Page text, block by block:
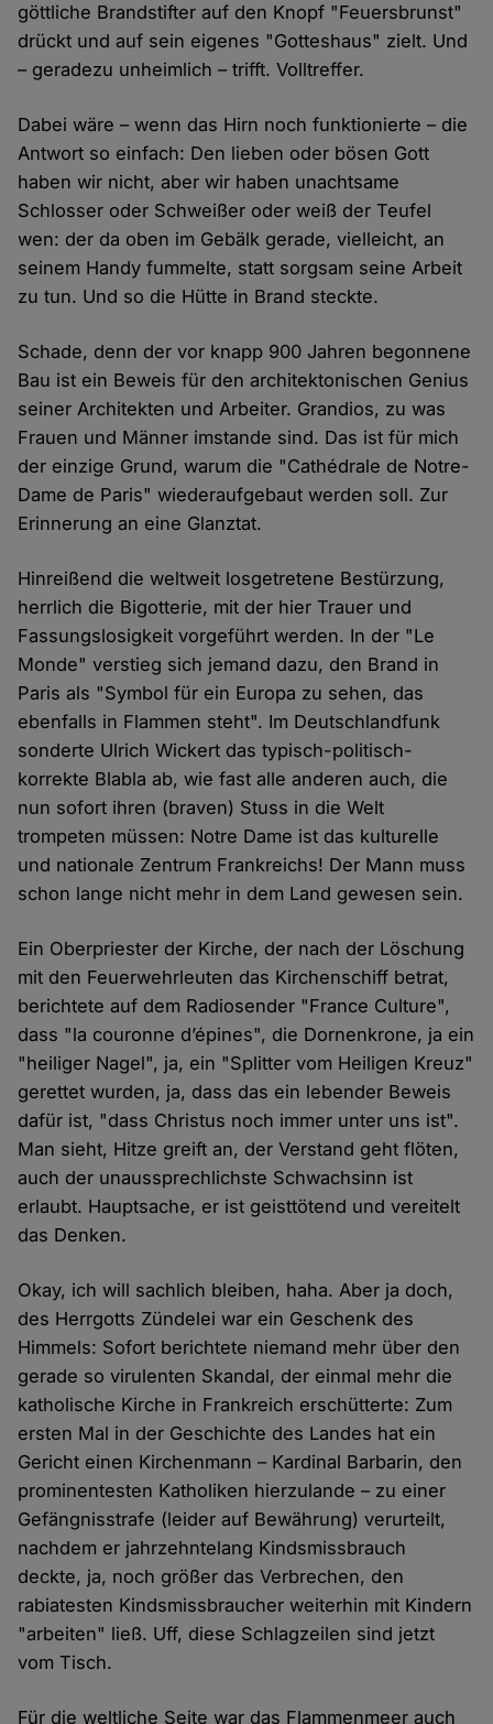
göttliche Brandstifter auf den Knopf "Feuersbrunst"
drückt und auf sein eigenes "Gotteshaus" zielt. Und
– geradezu unheimlich – trifft. Volltreffer.
Dabei wäre – wenn das Hirn noch funktionierte – die
Antwort so einfach: Den lieben oder bösen Gott
haben wir nicht, aber wir haben unachtsame
Schlosser oder Schweißer oder weiß der Teufel
wen: der da oben im Gebälk gerade, vielleicht, an
seinem Handy fummelte, statt sorgsam seine Arbeit
zu tun. Und so die Hütte in Brand steckte.
Schade, denn der vor knapp 900 Jahren begonnene
Bau ist ein Beweis für den architektonischen Genius
seiner Architekten und Arbeiter. Grandios, zu was
Frauen und Männer imstande sind. Das ist für mich
der einzige Grund, warum die "Cathédrale de Notre-
Dame de Paris" wiederaufgebaut werden soll. Zur
Erinnerung an eine Glanztat.
Hinreißend die weltweit losgetretene Bestürzung,
herrlich die Bigotterie, mit der hier Trauer und
Fassungslosigkeit vorgeführt werden. In der "Le
Monde" verstieg sich jemand dazu, den Brand in
Paris als "Symbol für ein Europa zu sehen, das
ebenfalls in Flammen steht". Im Deutschlandfunk
sonderte Ulrich Wickert das typisch-politisch-
korrekte Blabla ab, wie fast alle anderen auch, die
nun sofort ihren (braven) Stuss in die Welt
trompeten müssen: Notre Dame ist das kulturelle
und nationale Zentrum Frankreichs! Der Mann muss
schon lange nicht mehr in dem Land gewesen sein.
Ein Oberpriester der Kirche, der nach der Löschung
mit den Feuerwehrleuten das Kirchenschiff betrat,
berichtete auf dem Radiosender "France Culture",
dass "la couronne d’épines", die Dornenkrone, ja ein
"heiliger Nagel", ja, ein "Splitter vom Heiligen Kreuz"
gerettet wurden, ja, dass das ein lebender Beweis
dafür ist, "dass Christus noch immer unter uns ist".
Man sieht, Hitze greift an, der Verstand geht flöten,
auch der unaussprechlichste Schwachsinn ist
erlaubt. Hauptsache, er ist geisttötend und vereitelt
das Denken.
Okay, ich will sachlich bleiben, haha. Aber ja doch,
des Herrgotts Zündelei war ein Geschenk des
Himmels: Sofort berichtete niemand mehr über den
gerade so virulenten Skandal, der einmal mehr die
katholische Kirche in Frankreich erschütterte: Zum
ersten Mal in der Geschichte des Landes hat ein
Gericht einen Kirchenmann – Kardinal Barbarin, den
prominentesten Katholiken hierzulande – zu einer
Gefängnisstrafe (leider auf Bewährung) verurteilt,
nachdem er jahrzehntelang Kindsmissbrauch
deckte, ja, noch größer das Verbrechen, den
rabiatesten Kindsmissbraucher weiterhin mit Kindern
"arbeiten" ließ. Uff, diese Schlagzeilen sind jetzt
vom Tisch.
Für die weltliche Seite war das Flammenmeer auch